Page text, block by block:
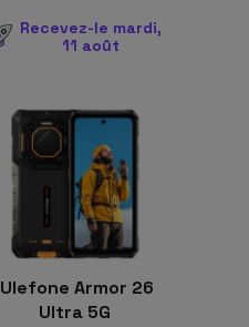
Recevez-le mardi,
11 août
Ulefone Armor 26
Ultra 5G